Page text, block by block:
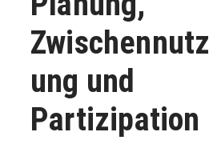
Zwischennutz
ung und
Partizipation